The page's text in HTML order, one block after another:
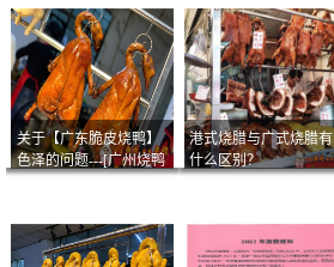
关于【广东脆皮烧鸭】
色泽的问题---[广州烧鸭
港式烧腊与广式烧腊有
什么区别？